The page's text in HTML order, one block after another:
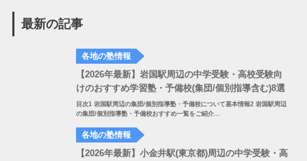
最新の記事
各地の塾情報
【2026年最新】岩国駅周辺の中学受験・高校受験向
けのおすすめ学習塾・予備校(集団/個別指導含む)8選
目次1 岩国駅周辺の集団/個別指導塾・予備校について基本情報2 岩国駅周辺
の集団/個別指導塾・予備校おすすめ一覧をご紹介...
各地の塾情報
【2026年最新】小金井駅(東京都)周辺の中学受験・高